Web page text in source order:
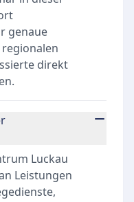
genaue
direkt
Luckau
Leistungen